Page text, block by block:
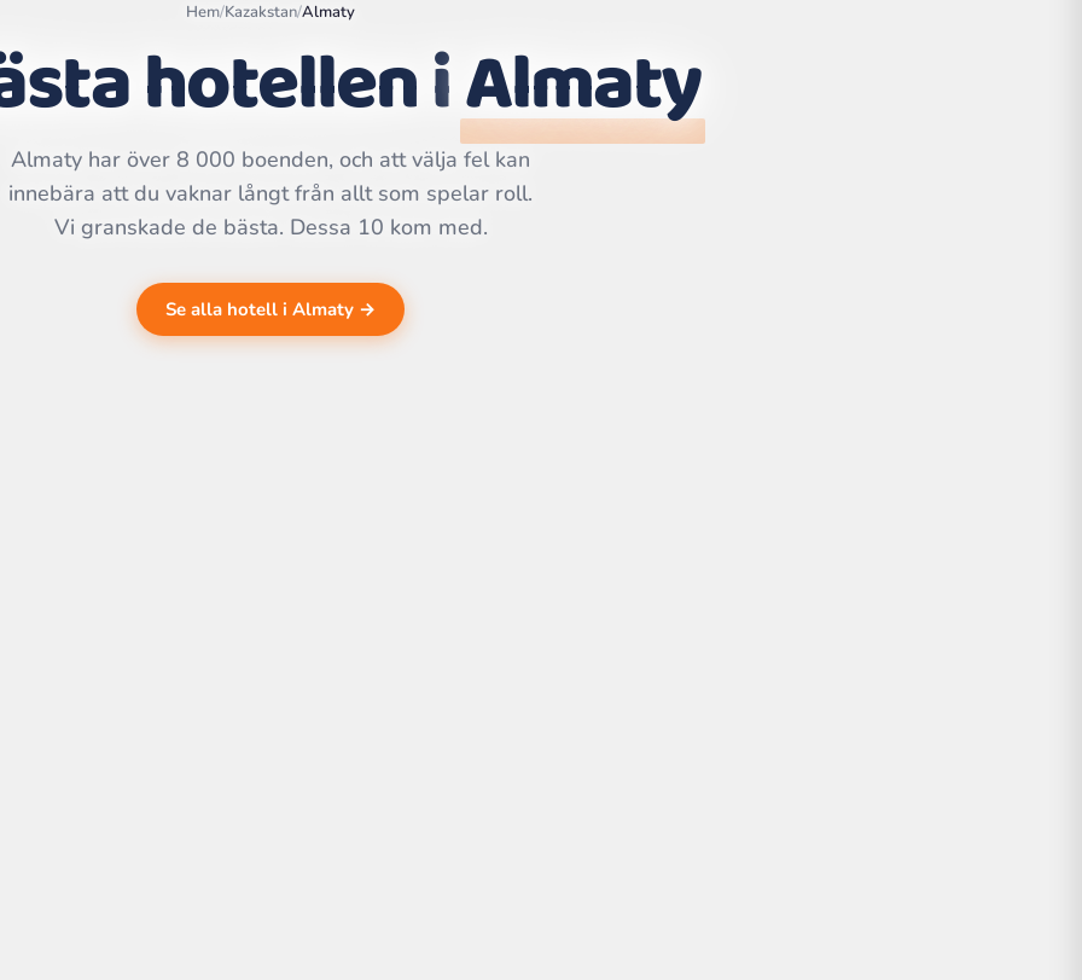
Leaflet
©
OpenStreetMap
contributors | ©
Hem/Kazakstan/Almaty
hotellen iAlmaty
Almaty har över 8 000 boenden, och att välja fel kan
innebära att du vaknar långt från allt som spelar roll.
Vi granskade de bästa. Dessa 10 kom med.
Se alla hotell i Almaty →